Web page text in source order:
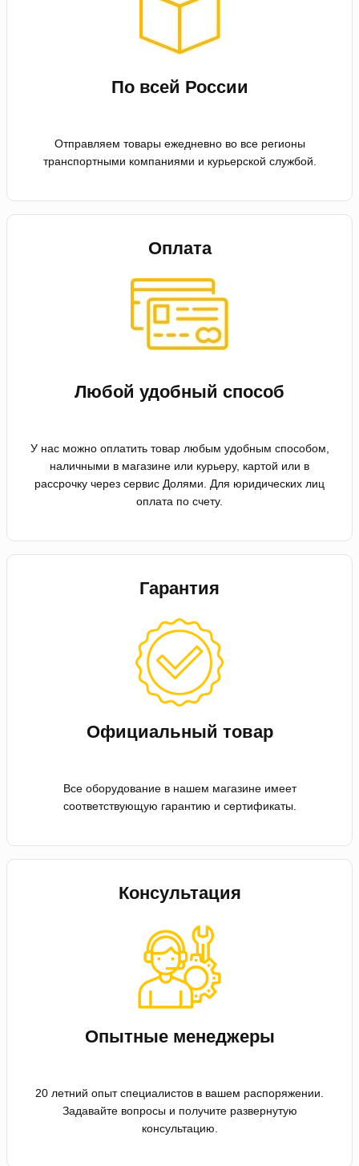
По всей России
Отправляем товары ежедневно во все регионы
транспортными компаниями и курьерской службой.
Оплата
Любой удобный способ
У нас можно оплатить товар любым удобным способом,
наличными в магазине или курьеру, картой или в
рассрочку через сервис Долями. Для юридических лиц
оплата по счету.
Гарантия
Официальный товар
Все оборудование в нашем магазине имеет
соответствующую гарантию и сертификаты.
Консультация
Опытные менеджеры
20 летний опыт специалистов в вашем распоряжении.
Задавайте вопросы и получите развернутую
консультацию.